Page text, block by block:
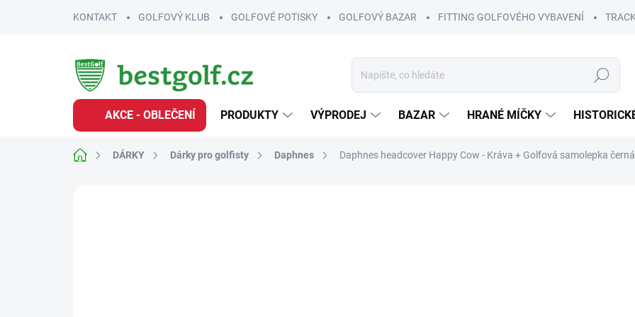
KONTAKT GOLFOVÝ KLUB GOLFOVÉ POTISKY GOLFOVÝ BAZAR FITTING GOLFOVÉHO VYBAVENÍ
Hledat
AKCE - OBLEČENÍ PRODUKTY VÝPRODEJ BAZAR HRANÉ MÍČKY
Domů DÁRKY Dárky pro golfisty Daphnes Daphnes headcover Happy Cow - Kráva + Golfová samolepka